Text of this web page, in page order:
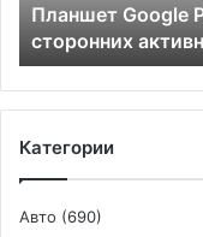
стилусов
Планшет Google
сторонних
Категории
Авто (690)